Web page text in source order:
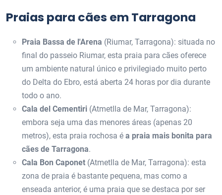
Praias para cães em Tarragona
Praia Bassa de l'Arena (Riumar, Tarragona): situada no
final do passeio Riumar, esta praia para cães oferece
um ambiente natural único e privilegiado muito perto
do Delta do Ebro, está aberta 24 horas por dia durante
todo o ano.
Cala del Cementiri (Atmetlla de Mar, Tarragona):
embora seja uma das menores áreas (apenas 20
metros), esta praia rochosa é a praia mais bonita para
cães de Tarragona.
Cala Bon Caponet (Atmetlla de Mar, Tarragona): esta
zona de praia é bastante pequena, mas como a
enseada anterior, é uma praia que se destaca por ser